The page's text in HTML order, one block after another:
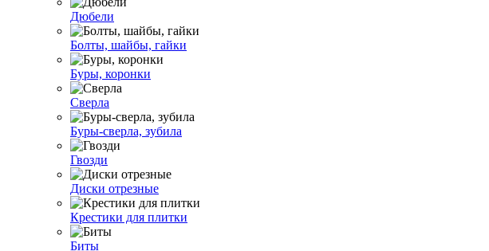
Дюбели
Болты, шайбы, гайки
Буры, коронки
Сверла
Буры-сверла, зубила
Гвозди
Диски отрезные
Крестики для плитки
Биты